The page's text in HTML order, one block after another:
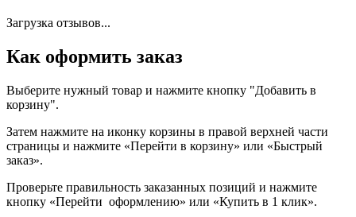
Загрузка отзывов...
Как оформить заказ
Выберите нужный товар и нажмите кнопку "Добавить в
корзину".
Затем нажмите на иконку корзины в правой верхней части
страницы и нажмите «Перейти в корзину» или «Быстрый
заказ».
Проверьте правильность заказанных позиций и нажмите
кнопку «Перейти оформлению» или «Купить в 1 клик».